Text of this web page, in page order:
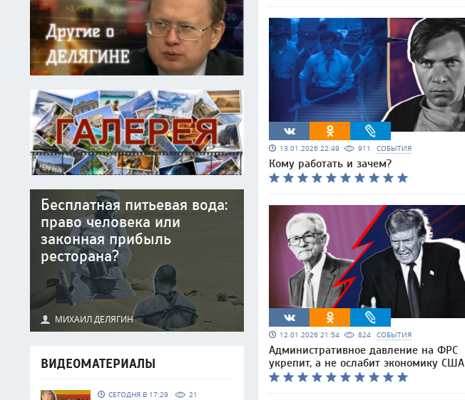
Бесплатная питьевая вода:
право человека или
законная прибыль
ресторана?
МИХАИЛ ДЕЛЯГИН
ВИДЕОМАТЕРИАЛЫ
СЕГОДНЯ В 17:29 21
13.01.2026 22:49 911 СОБЫТИЯ
Кому работать и зачем?
12.01.2026 21:54 824 СОБЫТИЯ
Административное давление на ФРС
укрепит, а не ослабит экономику США